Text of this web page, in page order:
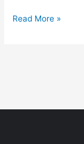
Read More »